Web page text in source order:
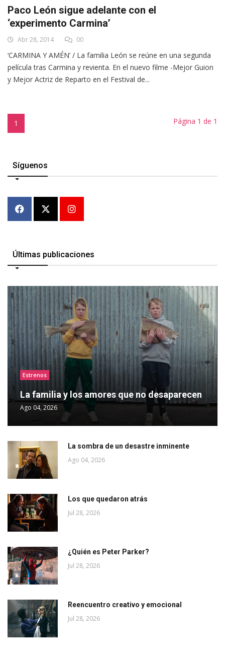
Paco León sigue adelante con el
‘experimento Carmina’
Abr 28, 2014 00
‘CARMINA Y AMÉN’ / La familia León se reúne en una segunda
película tras Carmina y revienta. En el nuevo filme -Mejor Guion
y Mejor Actriz de Reparto en el Festival de...
1 Página 1 de 1
Síguenos
Últimas publicaciones
Estrenos
La familia y los amores que no desaparecen
Ago 04, 2026
La sombra de un desastre inminente
Ago 04, 2026
Los que quedaron atrás
Jul 28, 2026
¿Quién es Peter Parker?
Jul 28, 2026
Reencuentro creativo y emocional
Jul 28, 2026